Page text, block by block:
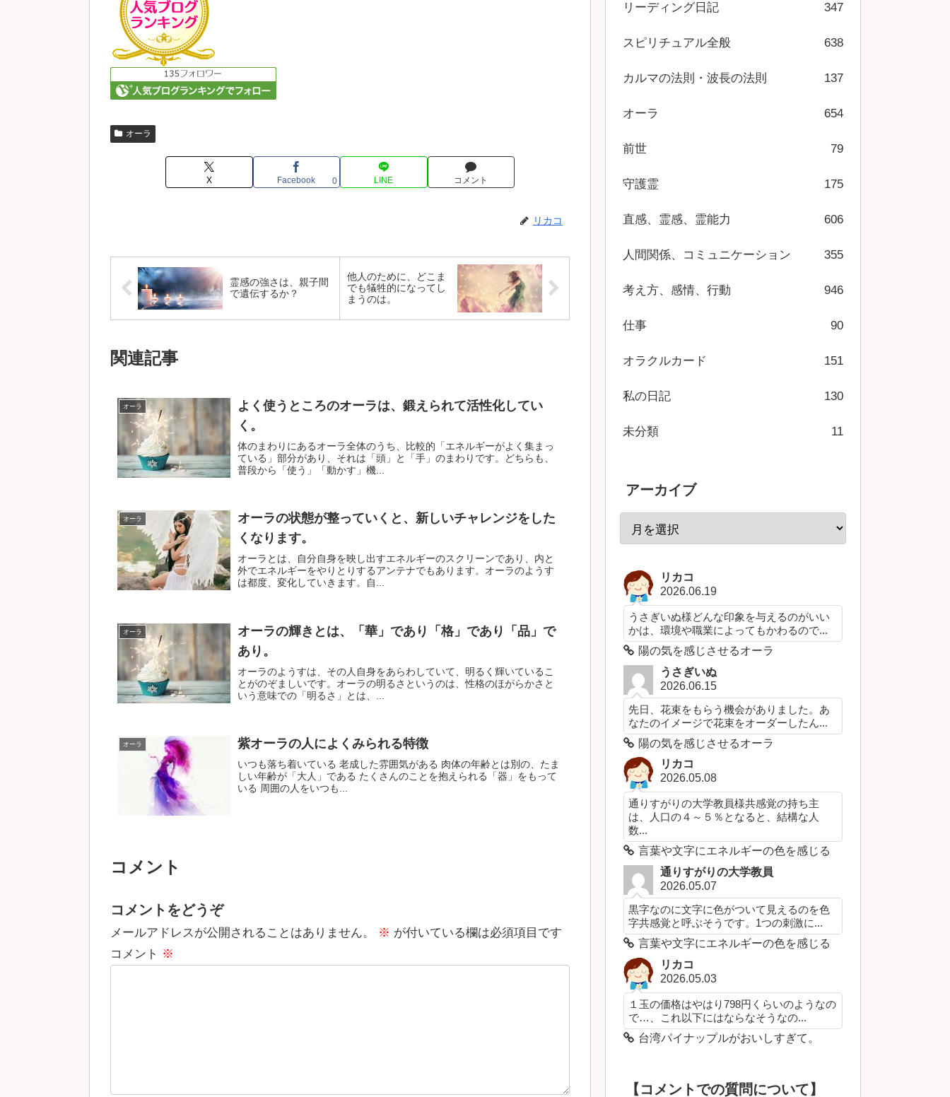
オーラ
X Facebook 0 LINE コメント
リカコ
霊感の強さは、親子間
で遺伝するか？
他人のために、どこま
でも犠牲的になってし
まうのは。
関連記事
オーラ
よく使うところのオーラは、鍛えられて活性化してい
く。
体のまわりにあるオーラ全体のうち、比較的「エネルギーがよく集まっ
ている」部分があり、それは「頭」と「手」のまわりです。どちらも、
普段から「使う」「動かす」機...
オーラ
オーラの状態が整っていくと、新しいチャレンジをした
くなります。
オーラとは、自分自身を映し出すエネルギーのスクリーンであり、内と
外でエネルギーをやりとりするアンテナでもあります。オーラのようす
は都度、変化していきます。自...
オーラ
オーラの輝きとは、「華」であり「格」であり「品」で
あり。
オーラのようすは、その人自身をあらわしていて、明るく輝いているこ
とがのぞましいです。オーラの明るさというのは、性格のほがらかさと
いう意味での「明るさ」とは、...
オーラ 紫オーラの人によくみられる特徴
いつも落ち着いている 老成した雰囲気がある 肉体の年齢とは別の、たま
しい年齢が「大人」である たくさんのことを抱えられる「器」をもって
いる 周囲の人をいつも...
コメント
コメントをどうぞ
メールアドレスが公開されることはありません。 ※ が付いている欄は必須項目です
コメント ※
リーディング日記 347
スピリチュアル全般 638
カルマの法則・波長の法則 137
オーラ 654
前世 79
守護霊 175
直感、霊感、霊能力 606
人間関係、コミュニケーション 355
考え方、感情、行動 946
仕事 90
オラクルカード 151
私の日記 130
未分類 11
アーカイブ
リカコ
2026.06.19
うさぎいぬ様どんな印象を与えるのがいい
かは、環境や職業によってもかわるので...
陽の気を感じさせるオーラ
うさぎいぬ
2026.06.15
先日、花束をもらう機会がありました。あ
なたのイメージで花束をオーダーしたん...
陽の気を感じさせるオーラ
リカコ
2026.05.08
通りすがりの大学教員様共感覚の持ち主
は、人口の４～５％となると、結構な人
数...
言葉や文字にエネルギーの色を感じる
通りすがりの大学教員
2026.05.07
黒字なのに文字に色がついて見えるのを色
字共感覚と呼ぶそうです。1つの刺激に...
言葉や文字にエネルギーの色を感じる
リカコ
2026.05.03
１玉の価格はやはり798円くらいのようなの
で…、これ以下にはならなそうなの...
台湾パイナップルがおいしすぎて。
【コメントでの質問について】